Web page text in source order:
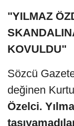
"YILMAZ
KOVULDU"
Sözcü
değinen
Özelci.